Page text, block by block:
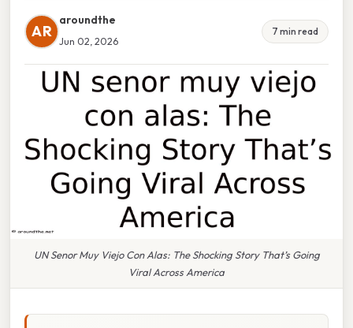
AR
aroundthe
Jun 02, 2026
7 min read
UN Senor Muy Viejo Con Alas: The Shocking Story That’s Going
Viral Across America